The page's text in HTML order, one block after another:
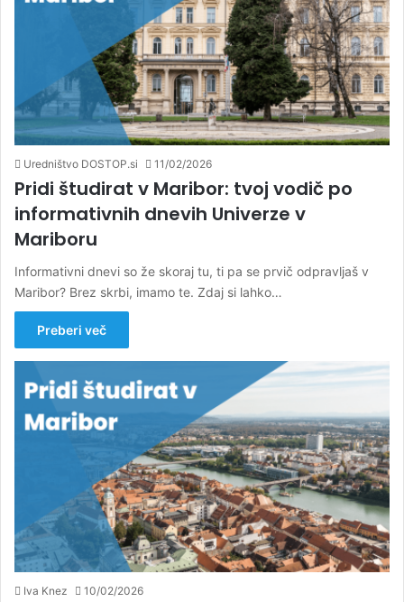
Uredništvo DOSTOP.si 11/02/2026
Pridi študirat v Maribor: tvoj vodič po
informativnih dnevih Univerze v
Mariboru
Informativni dnevi so že skoraj tu, ti pa se prvič odpravljaš v
Maribor? Brez skrbi, imamo te. Zdaj si lahko…
Preberi več
Iva Knez 10/02/2026